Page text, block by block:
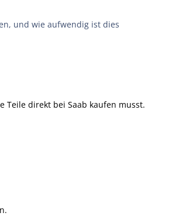
und wie aufwendig ist dies
direkt bei Saab kaufen musst.